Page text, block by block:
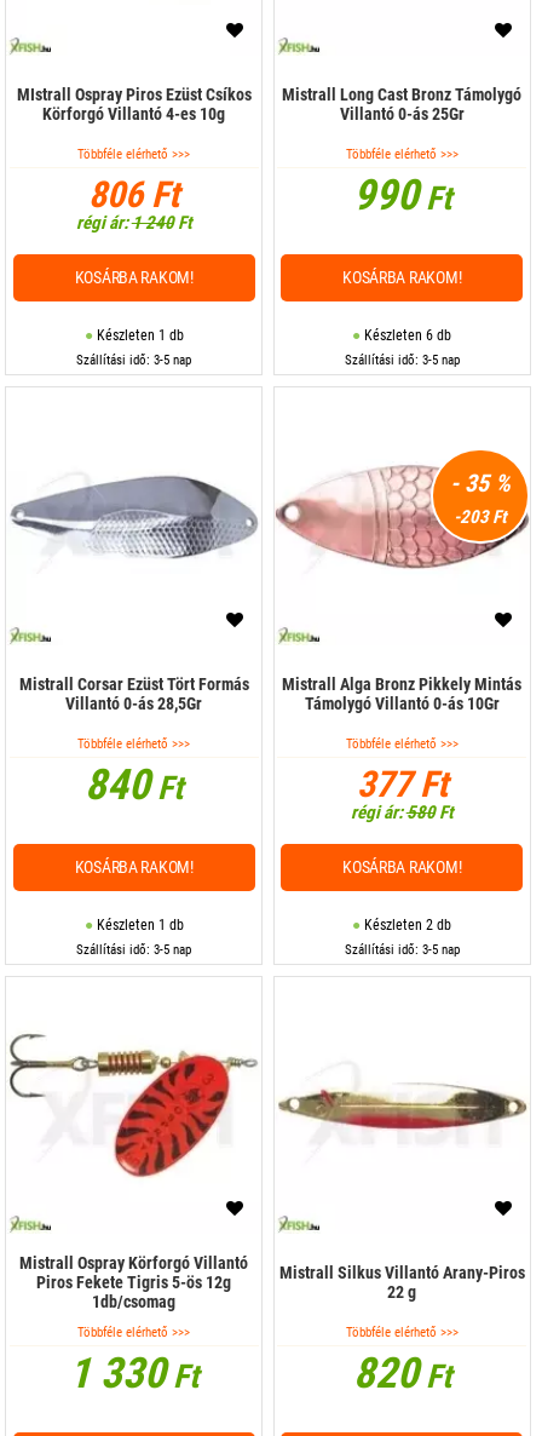
MIstrall Ospray Piros Ezüst Csíkos
Körforgó Villantó 4-es 10g
Többféle elérhető >>>
806 Ft
régi ár:1 240Ft
Készleten 1 db
Szállítási idő: 3-5 nap
KOSÁRBA RAKOM!
Mistrall Long Cast Bronz Támolygó
Villantó 0-ás 25Gr
Többféle elérhető >>>
990Ft
Készleten 6 db
Szállítási idő: 3-5 nap
KOSÁRBA RAKOM!
Mistrall Corsar Ezüst Tört Formás
Villantó 0-ás 28,5Gr
Többféle elérhető >>>
840Ft
Készleten 1 db
Szállítási idő: 3-5 nap
KOSÁRBA RAKOM!
- 35 %
-203 Ft
Mistrall Alga Bronz Pikkely Mintás
Támolygó Villantó 0-ás 10Gr
Többféle elérhető >>>
377 Ft
régi ár:580Ft
Készleten 2 db
Szállítási idő: 3-5 nap
KOSÁRBA RAKOM!
Mistrall Ospray Körforgó Villantó
Piros Fekete Tigris 5-ös 12g
1db/csomag
Többféle elérhető >>>
1 330Ft
Mistrall Silkus Villantó Arany-Piros
22 g
Többféle elérhető >>>
820Ft